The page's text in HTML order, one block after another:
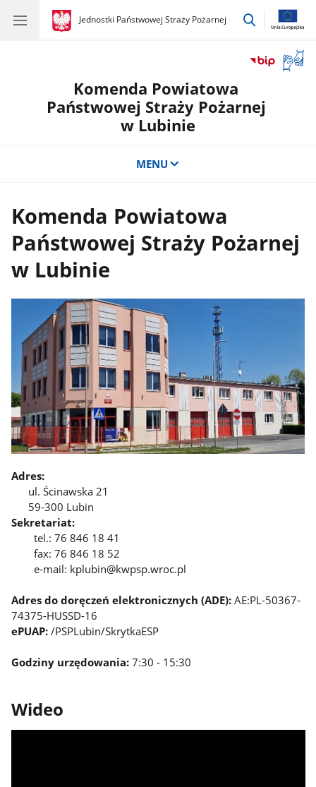
gov.pl
Jednostki Państwowej Straży Pożarnej
gov.pl
Jednostki
przejdź
okno
Komenda Powiatowa
Państwowej Straży Pożarnej
w Lubinie
MENU
Komenda Powiatowa
Państwowej Straży Pożarnej
w Lubinie
Adres:
ul. Ścinawska 21
59-300 Lubin
Sekretariat:
tel.: 76 846 18 41
fax: 76 846 18 52
e-mail: kplubin@kwpsp.wroc.pl
Adres do doręczeń elektronicznych (ADE): AE:PL-50367-
74375-HUSSD-16
ePUAP: /PSPLubin/SkrytkaESP
Godziny urzędowania:7:30 - 15:30
Wideo